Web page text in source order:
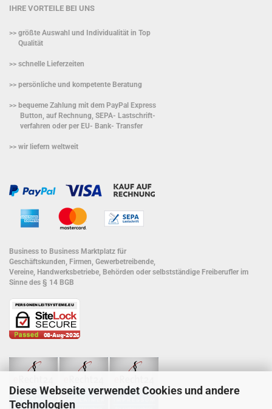
Diese Webseite verwendet Cookies und andere
Technologien
IHRE VORTEILE BEI UNS
>> größte Auswahl und Individualität in Top
Qualität
>> schnelle Lieferzeiten
>> persönliche und kompetente Beratung
>> bequeme Zahlung mit dem PayPal Express
Button, auf Rechnung, SEPA- Lastschrift-
verfahren oder per EU- Bank- Transfer
>> wir liefern weltweit
Business to Business Marktplatz für
Geschäftskunden, Firmen, Gewerbetreibende,
Vereine, Handwerksbetriebe, Behörden oder selbstständige Freiberufler im
Sinne des § 14 BGB